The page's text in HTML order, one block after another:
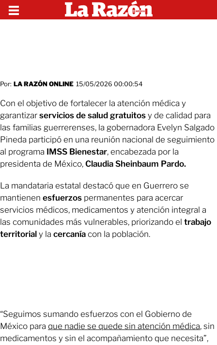
Por: LA RAZÓN ONLINE 15/05/2026 00:00:54
Con el objetivo de fortalecer la atención médica y
garantizar servicios de salud gratuitos y de calidad para
las familias guerrerenses, la gobernadora Evelyn Salgado
Pineda participó en una reunión nacional de seguimiento
al programa IMSS Bienestar, encabezada por la
presidenta de México, Claudia Sheinbaum Pardo.
La mandataria estatal destacó que en Guerrero se
mantienen esfuerzos permanentes para acercar
servicios médicos, medicamentos y atención integral a
las comunidades más vulnerables, priorizando el trabajo
territorial y la cercanía con la población.
“Seguimos sumando esfuerzos con el Gobierno de
México para que nadie se quede sin atención médica, sin
medicamentos y sin el acompañamiento que necesita”,